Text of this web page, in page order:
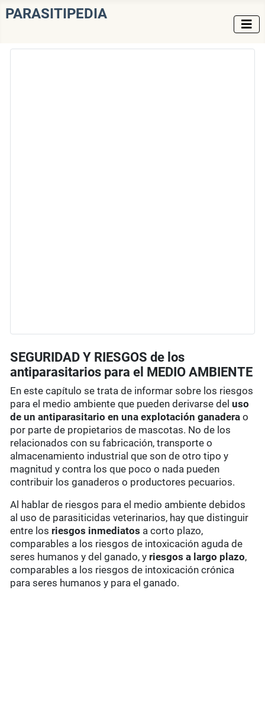
PARASITIPEDIA
SEGURIDAD Y RIESGOS de los
antiparasitarios para el MEDIO AMBIENTE
En este capítulo se trata de informar sobre los riesgos
para el medio ambiente que pueden derivarse deluso
de un antiparasitario en una explotación ganadera o
por parte de propietarios de mascotas. No de los
relacionados con su fabricación, transporte o
almacenamiento industrial que son de otro tipo y
magnitud y contra los que poco o nada pueden
contribuir los ganaderos o productores pecuarios.
Al hablar de riesgos para el medio ambiente debidos
al uso de parasiticidas veterinarios, hay que distinguir
entre los riesgos inmediatos a corto plazo,
comparables a los riesgos de intoxicación aguda de
seres humanos y del ganado, y riesgos a largo plazo,
comparables a los riesgos de intoxicación crónica
para seres humanos y para el ganado.